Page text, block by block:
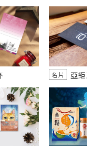
亞
名片